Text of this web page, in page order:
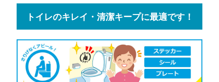
トイレのキレイ・清潔キープに最適です！